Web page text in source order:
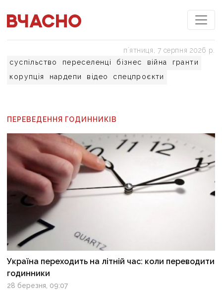
суспільство переселенці бізнес війна
гранти
корупція
нардепи відео спецпроєкти
пʼятниця, 7 серпня 2026 р.
ПЕРЕВЕДЕННЯ ГОДИННИКІВ
Україна переходить на літній час: коли переводити
годинники
28 березня, 09:07